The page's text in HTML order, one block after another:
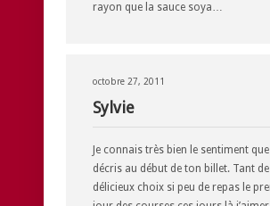
rayon que la sauce soya…
octobre 27, 2011
Sylvie
Je connais très bien le sentiment
décris au début de ton billet. Tant de
délicieux choix si peu de repas le